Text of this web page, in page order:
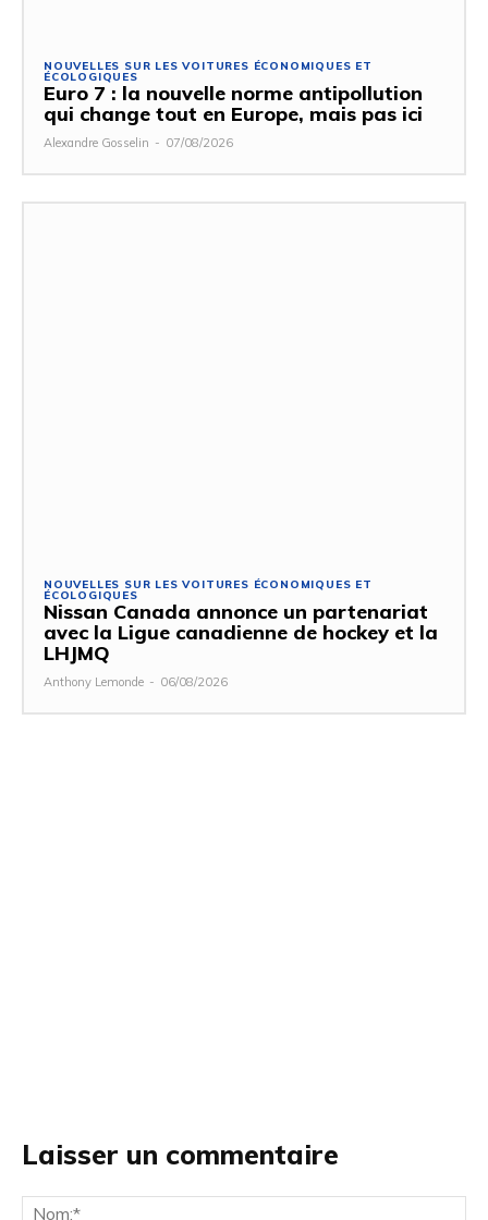
NOUVELLES SUR LES VOITURES ÉCONOMIQUES ET
ÉCOLOGIQUES
Euro 7 : la nouvelle norme antipollution
qui change tout en Europe, mais pas ici
Alexandre Gosselin - 07/08/2026
NOUVELLES SUR LES VOITURES ÉCONOMIQUES ET
ÉCOLOGIQUES
Nissan Canada annonce un partenariat
avec la Ligue canadienne de hockey et la
LHJMQ
Anthony Lemonde - 06/08/2026
Laisser un commentaire